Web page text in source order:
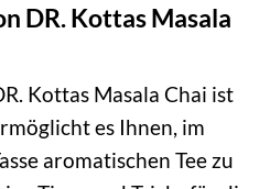
DR. Kottas Masala
Kottas Masala Chai ist
es Ihnen, im
aromatischen Tee zu